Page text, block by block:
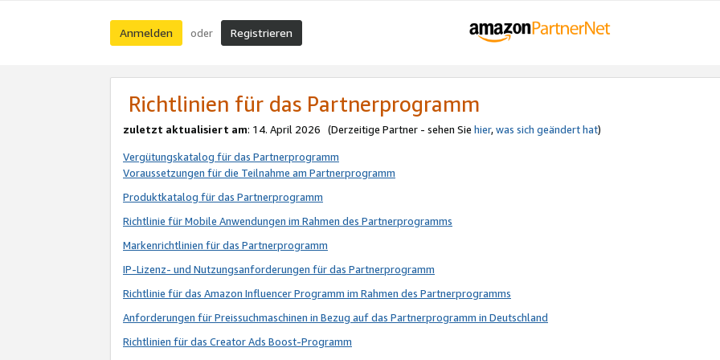
Anmelden oder Registrieren
Richtlinien für das Partnerprogramm
zuletzt aktualisiert am: 14. April 2026 (Derzeitige Partner - sehen Sie hier,was sich geändert hat)
Vergütungskatalog für das Partnerprogramm
Voraussetzungen für die Teilnahme am Partnerprogramm
Produktkatalog für das Partnerprogramm
Richtlinie für Mobile Anwendungen im Rahmen des Partnerprogramms
Markenrichtlinien für das Partnerprogramm
IP-Lizenz- und Nutzungsanforderungen für das Partnerprogramm
Richtlinie für das Amazon Influencer Programm im Rahmen des Partnerprogramms
Anforderungen für Preissuchmaschinen in Bezug auf das Partnerprogramm in Deutschland
Richtlinien für das Creator Ads Boost-Programm